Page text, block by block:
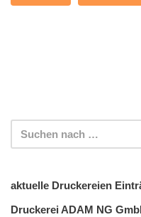
aktuelle Druckereien
Druckerei ADAM NG